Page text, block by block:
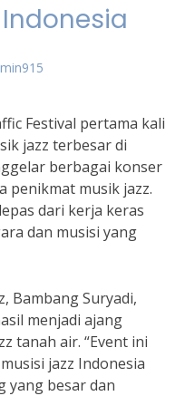
Festival pertama kali
jazz terbesar di
berbagai konser
penikmat musik jazz.
dari kerja keras
dan musisi yang
Bambang Suryadi,
menjadi ajang
tanah air. “Event ini
jazz Indonesia
yang besar dan